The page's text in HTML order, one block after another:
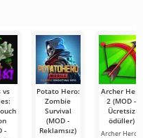
sağlayan
vs
-
Potato Hero:
Zombie
Survival
(MOD -
Reklamsız)
Archer Hero
2 (MOD -
Ücretsiz
ödüller)
Archer Hero 2,